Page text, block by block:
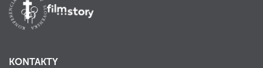
KONTAKTY